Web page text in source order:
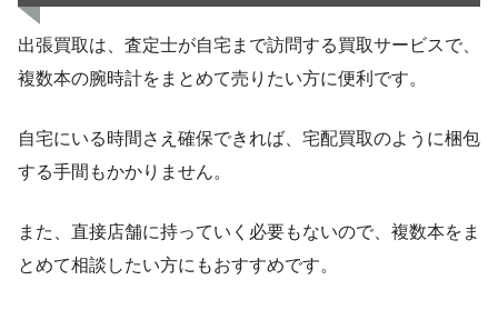
出張買取は、査定士が自宅まで訪問する買取サービスで、
複数本の腕時計をまとめて売りたい方に便利です。
自宅にいる時間さえ確保できれば、宅配買取のように梱包
する手間もかかりません。
また、直接店舗に持っていく必要もないので、複数本をま
とめて相談したい方にもおすすめです。